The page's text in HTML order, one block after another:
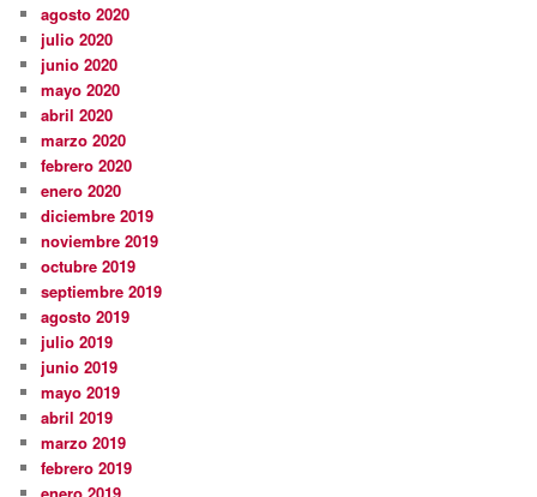
agosto 2020
julio 2020
junio 2020
mayo 2020
abril 2020
marzo 2020
febrero 2020
enero 2020
diciembre 2019
noviembre 2019
octubre 2019
septiembre 2019
agosto 2019
julio 2019
junio 2019
mayo 2019
abril 2019
marzo 2019
febrero 2019